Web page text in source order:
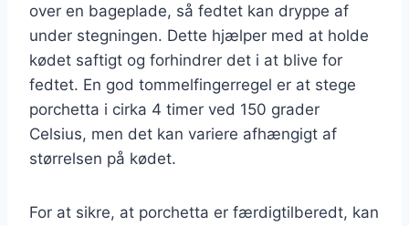
over en bageplade, så fedtet kan dryppe af
under stegningen. Dette hjælper med at holde
kødet saftigt og forhindrer det i at blive for
fedtet. En god tommelfingerregel er at stege
porchetta i cirka 4 timer ved 150 grader
Celsius, men det kan variere afhængigt af
størrelsen på kødet.
For at sikre, at porchetta er færdigtilberedt, kan